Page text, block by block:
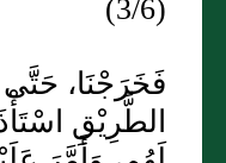
(3/6)
فَخَرَجْنَا، حَتَّى
الطَّرِيْقِ